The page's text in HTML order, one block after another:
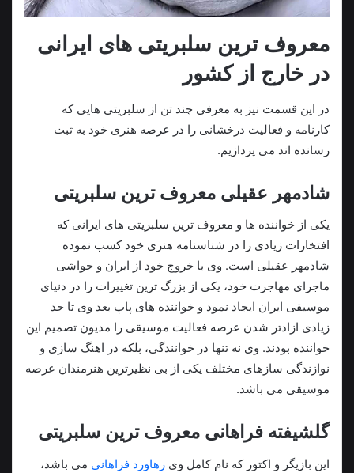
معروف ترین سلبریتی های ایرانی
در خارج از کشور
در این قسمت نیز به معرفی چند تن از سلبریتی هایی که
کارنامه و فعالیت درخشانی را در عرصه هنری خود به ثبت
رسانده اند می پردازیم.
شادمهر عقیلی معروف ترین سلبریتی
یکی از خواننده ها و معروف ترین سلبریتی های ایرانی که
افتخارات زیادی را در شناسنامه هنری خود کسب نموده
شادمهر عقیلی است. وی با خروج خود از ایران و حواشی
ماجرای مهاجرت خود، یکی از بزرگ ترین تغییرات را در دنیای
موسیقی ایران ایجاد نمود و خواننده های پاپ بعد وی تا حد
زیادی ازادتر شدن عرصه فعالیت موسیقی را مدیون تصمیم این
خواننده بودند. وی نه تنها در خوانندگی، بلکه در اهنگ سازی و
نوازندگی سازهای مختلف یکی از بی نظیرترین هنرمندان عرصه
موسیقی می باشد.
گلشیفته فراهانی معروف ترین سلبریتی
این بازیگر و اکتور که نام کامل وی رهاورد فراهانی می باشد،